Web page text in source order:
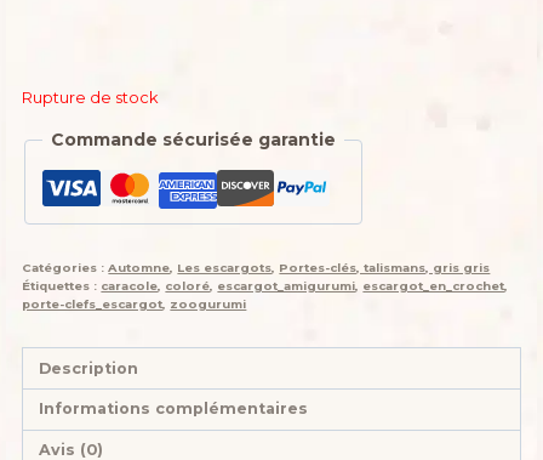
Rupture de stock
Commande sécurisée garantie
Catégories :Automne, Les escargots, Portes-clés, talismans, gris gris
Étiquettes : caracole, coloré, escargot_amigurumi, escargot_en_crochet,
porte-clefs_escargot, zoogurumi
Description
Informations complémentaires
Avis (0)